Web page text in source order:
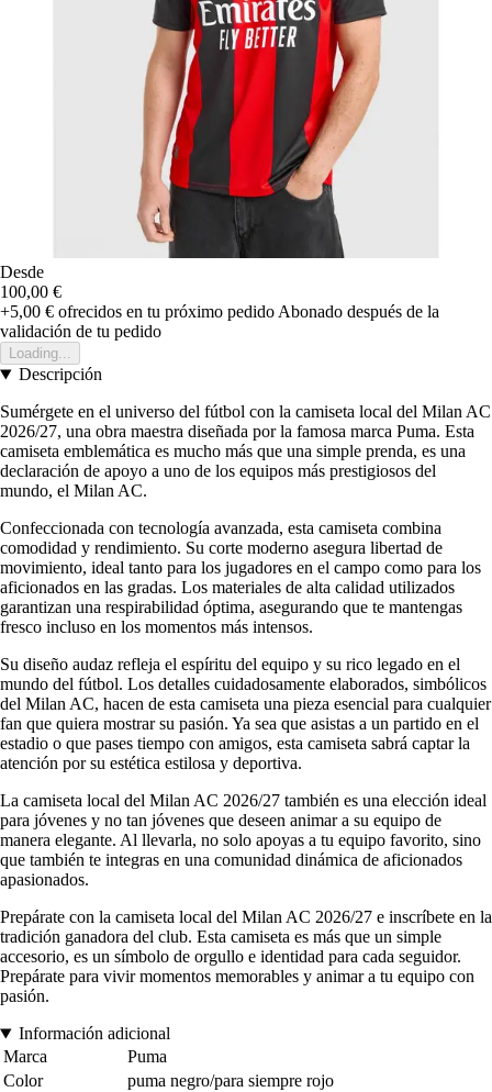
Desde
100,00 €
+5,00 € ofrecidos en tu próximo pedido Abonado después de la
validación de tu pedido
Loading...
Descripción
Sumérgete en el universo del fútbol con la camiseta local del Milan AC
2026/27, una obra maestra diseñada por la famosa marca Puma. Esta
camiseta emblemática es mucho más que una simple prenda, es una
declaración de apoyo a uno de los equipos más prestigiosos del
mundo, el Milan AC.
Confeccionada con tecnología avanzada, esta camiseta combina
comodidad y rendimiento. Su corte moderno asegura libertad de
movimiento, ideal tanto para los jugadores en el campo como para los
aficionados en las gradas. Los materiales de alta calidad utilizados
garantizan una respirabilidad óptima, asegurando que te mantengas
fresco incluso en los momentos más intensos.
Su diseño audaz refleja el espíritu del equipo y su rico legado en el
mundo del fútbol. Los detalles cuidadosamente elaborados, simbólicos
del Milan AC, hacen de esta camiseta una pieza esencial para cualquier
fan que quiera mostrar su pasión. Ya sea que asistas a un partido en el
estadio o que pases tiempo con amigos, esta camiseta sabrá captar la
atención por su estética estilosa y deportiva.
La camiseta local del Milan AC 2026/27 también es una elección ideal
para jóvenes y no tan jóvenes que deseen animar a su equipo de
manera elegante. Al llevarla, no solo apoyas a tu equipo favorito, sino
que también te integras en una comunidad dinámica de aficionados
apasionados.
Prepárate con la camiseta local del Milan AC 2026/27 e inscríbete en la
tradición ganadora del club. Esta camiseta es más que un simple
accesorio, es un símbolo de orgullo e identidad para cada seguidor.
Prepárate para vivir momentos memorables y animar a tu equipo con
pasión.
Información adicional
Marca
Puma
Color
puma negro/para siempre rojo